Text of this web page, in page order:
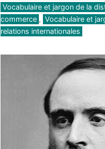
Vocabulaire et jargon de la
commerce , Vocabulaire et
relations internationales